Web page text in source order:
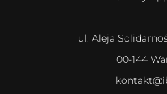
ul. Aleja
00-144